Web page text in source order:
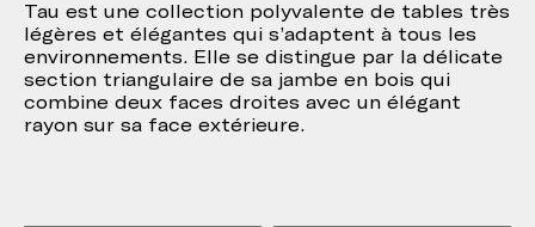
Tau est une collection polyvalente de tables très
légères et élégantes qui s’adaptent à tous les
environnements. Elle se distingue par la délicate
section triangulaire de sa jambe en bois qui
combine deux faces droites avec un élégant
rayon sur sa face extérieure.